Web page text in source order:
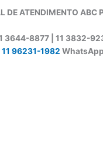
DE ATENDIMENTO ABC
3644-8877 | 11 3832-
11 96231-1982 WhatsApp